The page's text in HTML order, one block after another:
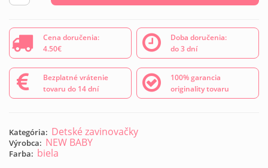
Cena doručenia:
4.50€
Doba doručenia:
do 3 dní
Bezplatné vrátenie
tovaru do 14 dní
100% garancia
originality tovaru
Kategória: Detské zavinovačky
Výrobca: NEW BABY
Farba: biela